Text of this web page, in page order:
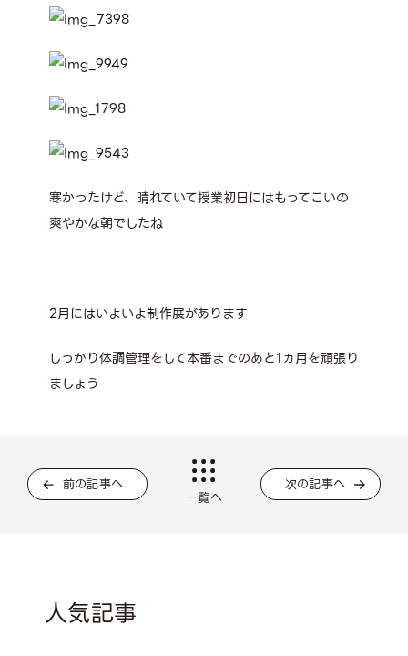
寒かったけど、晴れていて授業初日にはもってこいの
爽やかな朝でしたね
2月にはいよいよ制作展があります
しっかり体調管理をして本番までのあと1ヵ月を頑張り
ましょう
前の記事へ
一覧へ
次の記事へ
人気記事